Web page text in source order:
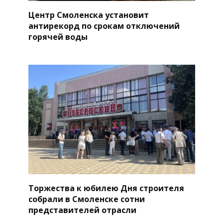
Центр Смоленска установит
антирекорд по срокам отключений
горячей воды
Торжества к юбилею Дня строителя
собрали в Смоленске сотни
представителей отрасли